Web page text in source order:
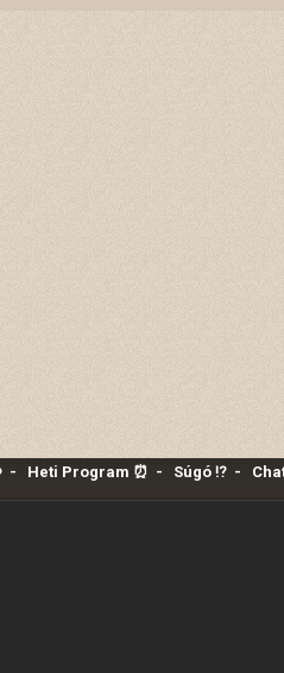
- Heti Program ⏰ - Súgó ⁉️-